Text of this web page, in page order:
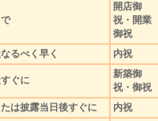
開店御
祝・開業
御祝
るべく早く 内祝
ぐに
新築御
祝・御祝
は披露当日後すぐに 内祝